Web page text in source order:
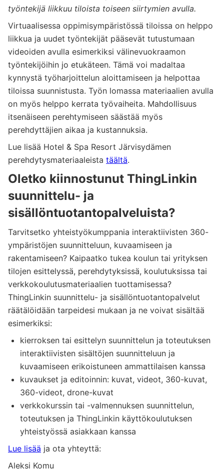
työntekijä liikkuu tiloista toiseen siirtymien avulla.
Virtuaalisessa oppimisympäristössä tiloissa on helppo
liikkua ja uudet työntekijät pääsevät tutustumaan
videoiden avulla esimerkiksi välinevuokraamon
työntekijöihin jo etukäteen. Tämä voi madaltaa
kynnystä työharjoittelun aloittamiseen ja helpottaa
tiloissa suunnistusta. Työn lomassa materiaalien avulla
on myös helppo kerrata työvaiheita. Mahdollisuus
itsenäiseen perehtymiseen säästää myös
perehdyttäjien aikaa ja kustannuksia.
Lue lisää Hotel & Spa Resort Järvisydämen
perehdytysmateriaaleista täältä.
Oletko kiinnostunut ThingLinkin
suunnittelu- ja
sisällöntuotantopalveluista?
Tarvitsetko yhteistyökumppania interaktiivisten 360-
ympäristöjen suunnitteluun, kuvaamiseen ja
rakentamiseen? Kaipaatko tukea koulun tai yrityksen
tilojen esittelyssä, perehdytyksissä, koulutuksissa tai
verkkokoulutusmateriaalien tuottamisessa?
ThingLinkin suunnittelu- ja sisällöntuotantopalvelut
räätälöidään tarpeidesi mukaan ja ne voivat sisältää
esimerkiksi:
kierroksen tai esittelyn suunnittelun ja toteutuksen
interaktiivisten sisältöjen suunnitteluun ja
kuvaamiseen erikoistuneen ammattilaisen kanssa
kuvaukset ja editoinnin: kuvat, videot, 360-kuvat,
360-videot, drone-kuvat
verkkokurssin tai -valmennuksen suunnittelun,
toteutuksen ja ThingLinkin käyttökoulutuksen
yhteistyössä asiakkaan kanssa
Lue lisää ja ota yhteyttä:
Aleksi Komu